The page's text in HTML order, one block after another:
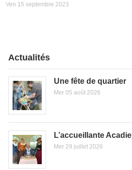
Ven 15 septembre 2023
Actualités
Une fête de quartier
Mer 05 août 2026
L’accueillante Acadie
Mer 29 juillet 2026